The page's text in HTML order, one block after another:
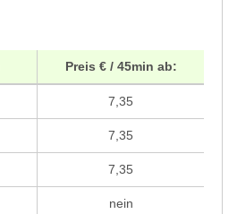
Preis € / 45min ab:
7,35
7,35
7,35
nein